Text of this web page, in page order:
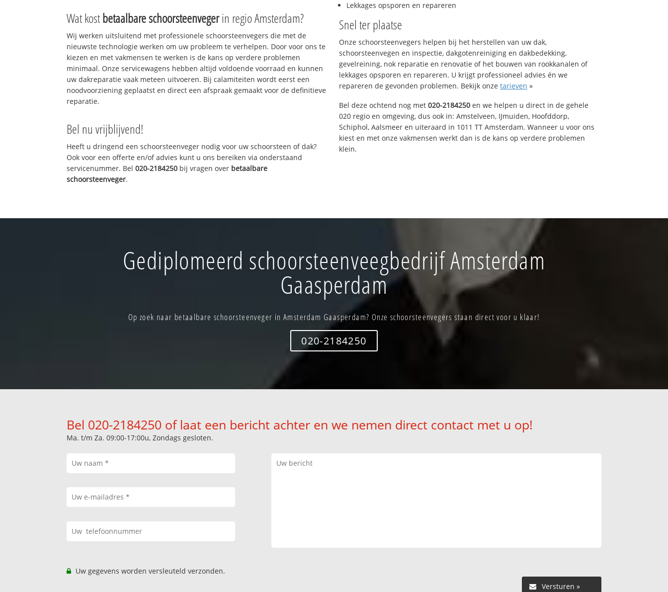
Wat kostbetaalbare schoorsteenvegerin regio Amsterdam?
Wij werken uitsluitend met professionele schoorsteenvegers die met de
nieuwste technologie werken om uw probleem te verhelpen. Door voor ons te
kiezen en met vakmensen te werken is de kans op verdere problemen
minimaal. Onze servicewagens hebben altijd voldoende voorraad en kunnen
uw dakreparatie vaak meteen uitvoeren. Bij calamiteiten wordt eerst een
noodvoorziening geplaatst en direct een afspraak gemaakt voor de definitieve
reparatie.
Bel nu vrijblijvend!
Heeft u dringend een schoorsteenveger nodig voor uw schoorsteen of dak?
Ook voor een offerte en/of advies kunt u ons bereiken via onderstaand
servicenummer. Bel020-2184250 bij vragen over betaalbare
schoorsteenveger.
Lekkages opsporen en repareren
Snel ter plaatse
Onze schoorsteenvegers helpen bij het herstellen van uw dak,
schoorsteenvegen en inspectie, dakgotenreiniging en dakbedekking,
gevelreining, nok reparatie en renovatie of het bouwen van rookkanalen of
lekkages opsporen en repareren. U krijgt professioneel advies én we
repareren de gevonden problemen. Bekijk onze tarieven »
Bel deze ochtend nog met 020-2184250 en we helpen u direct in de gehele
020 regio en omgeving, dus ook in: Amstelveen, IJmuiden, Hoofddorp,
Schiphol, Aalsmeer en uiteraard in 1011 TT Amsterdam. Wanneer u voor ons
kiest en met onze vakmensen werkt dan is de kans op verdere problemen
klein.
Gediplomeerd schoorsteenveegbedrijf Amsterdam
Gaasperdam
Op zoek naar betaalbare schoorsteenveger in Amsterdam Gaasperdam? Onze schoorsteenvegers staan direct voor u klaar!
020-2184250
Bel 020-2184250 of laat een bericht achter en we nemen direct contact met u op!
Ma. t/m Za. 09:00-17:00u, Zondags gesloten.
Uw gegevens worden versleuteld verzonden.
Versturen »